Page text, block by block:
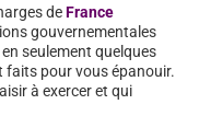
deFrance
gouvernementales
seulement quelques
faits pour vous épanouir.
à exercer et qui